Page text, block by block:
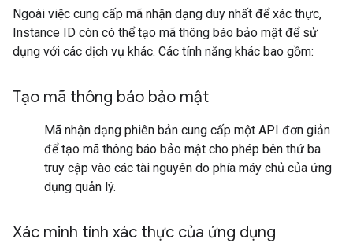
Ngoài việc cung cấp mã nhận dạng duy nhất để xác thực,
Instance ID còn có thể tạo mã thông báo bảo mật để sử
dụng với các dịch vụ khác. Các tính năng khác bao gồm:
Tạo mã thông báo bảo mật
Mã nhận dạng phiên bản cung cấp một API đơn giản
để tạo mã thông báo bảo mật cho phép bên thứ ba
truy cập vào các tài nguyên do phía máy chủ của ứng
dụng quản lý.
Xác minh tính xác thực của ứng dụng